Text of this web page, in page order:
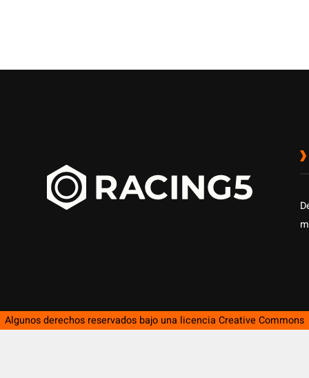
Algunos derechos reservados bajo una licencia Creative Commons